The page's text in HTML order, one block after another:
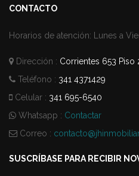
CONTACTO
Horarios de atención: Lunes a
Dirección : Corrientes 653 Piso
Teléfono : 341 4371429
Celular : 341 695-6540
Whatsapp : Contactar
Correo :
SUSCRÍBASE PARA RECIBIR